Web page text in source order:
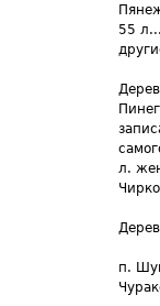
55
л.
п.